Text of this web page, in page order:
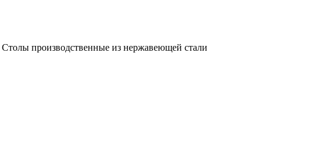
Столы производственные из нержавеющей стали